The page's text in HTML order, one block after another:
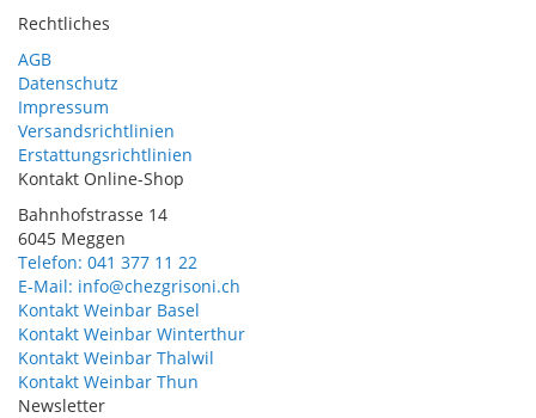
Rechtliches
AGB
Datenschutz
Impressum
Versandsrichtlinien
Erstattungsrichtlinien
Kontakt Online-Shop
Bahnhofstrasse 14
6045 Meggen
Telefon: 041 377 11 22
E-Mail: info@chezgrisoni.ch
Kontakt Weinbar Basel
Kontakt Weinbar Winterthur
Kontakt Weinbar Thalwil
Kontakt Weinbar Thun
Newsletter